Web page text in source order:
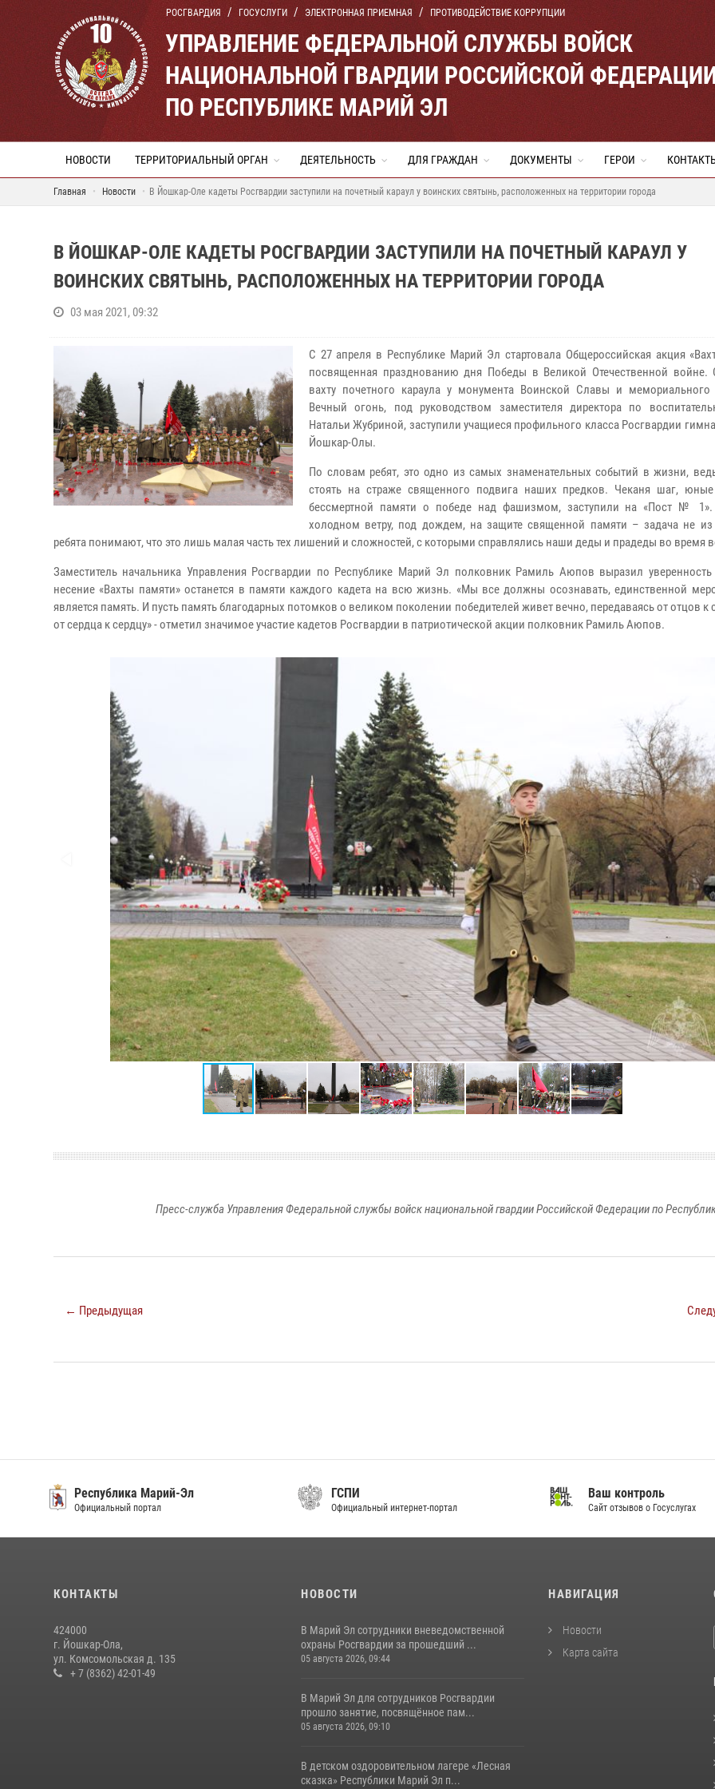
РОСГВАРДИЯ ГОСУСЛУГИ ЭЛЕКТРОННАЯ ПРИЕМНАЯ ПРОТИВОДЕЙСТВИЕ КОРРУПЦИИ
УПРАВЛЕНИЕ ФЕДЕРАЛЬНОЙ СЛУЖБЫ ВОЙСК
НАЦИОНАЛЬНОЙ ГВАРДИИ РОССИЙСКОЙ
ПО РЕСПУБЛИКЕ МАРИЙ ЭЛ
НОВОСТИ ТЕРРИТОРИАЛЬНЫЙ ОРГАН ДЕЯТЕЛЬНОСТЬ ДЛЯ ГРАЖДАН ДОКУМЕНТЫ ГЕРОИ
Главная Новости В Йошкар-Оле кадеты Росгвардии заступили на почетный караул у воинских святынь, расположенных на территории города
В ЙОШКАР-ОЛЕ КАДЕТЫ РОСГВАРДИИ ЗАСТУПИЛИ НА ПОЧЕТНЫЙ КАРАУЛ У
ВОИНСКИХ СВЯТЫНЬ, РАСПОЛОЖЕННЫХ НА ТЕРРИТОРИИ ГОРОДА
03 мая 2021, 09:32
С 27 апреля в Республике Марий Эл стартовала Общероссийская акция
посвященная празднованию дня Победы в Великой Отечественной войне.
вахту почетного караула у монумента Воинской Славы и мемориального
Вечный огонь, под руководством заместителя директора по
Натальи Жубриной, заступили учащиеся профильного класса Росгвардии
Йошкар-Олы.
По словам ребят, это одно из самых знаменательных событий в жизни,
стоять на страже священного подвига наших предков. Чеканя шаг, юные
бессмертной памяти о победе над фашизмом, заступили на «Пост № 1».
холодном ветру, под дождем, на защите священной памяти – задача не из
ребята понимают, что это лишь малая часть тех лишений и сложностей, с которыми справлялись наши деды и прадеды во время
Заместитель начальника Управления Росгвардии по Республике Марий Эл полковник Рамиль Аюпов выразил
несение «Вахты памяти» останется в памяти каждого кадета на всю жизнь. «Мы все должны осознавать, единственной
является память. И пусть память благодарных потомков о великом поколении победителей живет вечно, передаваясь от отцов
от сердца к сердцу» - отметил значимое участие кадетов Росгвардии в патриотической акции полковник Рамиль Аюпов.
Пресс-служба Управления Федеральной службы войск национальной гвардии Российской Федерации по
← Предыдущая
Республика Марий-Эл
Официальный портал
ГСПИ
Официальный интернет-портал
Ваш контроль
Сайт отзывов о Госуслугах
КОНТАКТЫ
424000
г. Йошкар-Ола,
ул. Комсомольская д. 135
+ 7 (8362) 42-01-49
НОВОСТИ
В Марий Эл сотрудники вневедомственной
охраны Росгвардии за прошедший ...
05 августа 2026, 09:44
В Марий Эл для сотрудников Росгвардии
прошло занятие, посвящённое пам...
05 августа 2026, 09:10
В детском оздоровительном лагере «Лесная
сказка» Республики Марий Эл п...
НАВИГАЦИЯ
Новости
Карта сайта